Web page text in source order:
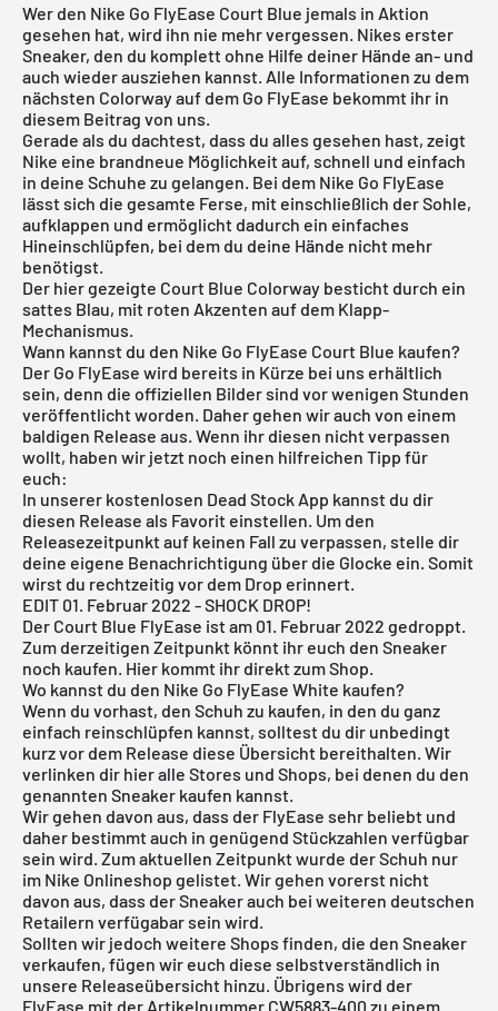
Wer den Nike Go FlyEase Court Blue jemals in Aktion
gesehen hat, wird ihn nie mehr vergessen. Nikes erster
Sneaker, den du komplett ohne Hilfe deiner Hände an- und
auch wieder ausziehen kannst. Alle Informationen zu dem
nächsten Colorway auf dem Go FlyEase bekommt ihr in
diesem Beitrag von uns.
Gerade als du dachtest, dass du alles gesehen hast, zeigt
Nike eine brandneue Möglichkeit auf, schnell und einfach
in deine Schuhe zu gelangen. Bei dem Nike Go FlyEase
lässt sich die gesamte Ferse, mit einschließlich der Sohle,
aufklappen und ermöglicht dadurch ein einfaches
Hineinschlüpfen, bei dem du deine Hände nicht mehr
benötigst.
Der hier gezeigte Court Blue Colorway besticht durch ein
sattes Blau, mit roten Akzenten auf dem Klapp-
Mechanismus.
Wann kannst du den Nike Go FlyEase Court Blue kaufen?
Der Go FlyEase wird bereits in Kürze bei uns erhältlich
sein, denn die offiziellen Bilder sind vor wenigen Stunden
veröffentlicht worden. Daher gehen wir auch von einem
baldigen Release aus. Wenn ihr diesen nicht verpassen
wollt, haben wir jetzt noch einen hilfreichen Tipp für
euch:
In unserer kostenlosen Dead Stock App kannst du dir
diesen Release als Favorit einstellen. Um den
Releasezeitpunkt auf keinen Fall zu verpassen, stelle dir
deine eigene Benachrichtigung über die Glocke ein. Somit
wirst du rechtzeitig vor dem Drop erinnert.
EDIT 01. Februar 2022 - SHOCK DROP!
Der Court Blue FlyEase ist am 01. Februar 2022 gedroppt.
Zum derzeitigen Zeitpunkt könnt ihr euch den Sneaker
noch kaufen. Hier kommt ihr direkt zum Shop.
Wo kannst du den Nike Go FlyEase White kaufen?
Wenn du vorhast, den Schuh zu kaufen, in den du ganz
einfach reinschlüpfen kannst, solltest du dir unbedingt
kurz vor dem Release diese Übersicht bereithalten. Wir
verlinken dir hier alle Stores und Shops, bei denen du den
genannten Sneaker kaufen kannst.
Wir gehen davon aus, dass der FlyEase sehr beliebt und
daher bestimmt auch in genügend Stückzahlen verfügbar
sein wird. Zum aktuellen Zeitpunkt wurde der Schuh nur
im Nike Onlineshop gelistet. Wir gehen vorerst nicht
davon aus, dass der Sneaker auch bei weiteren deutschen
Retailern verfügabar sein wird.
Sollten wir jedoch weitere Shops finden, die den Sneaker
verkaufen, fügen wir euch diese selbstverständlich in
unsere Releaseübersicht hinzu. Übrigens wird der
FlyEase mit der Artikelnummer CW5883-400 zu einem